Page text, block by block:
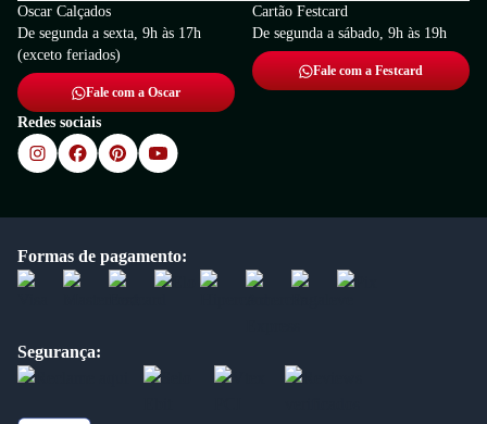
Oscar Calçados
De segunda a sexta, 9h às 17h
(exceto feriados)
Fale com a Oscar
Cartão Festcard
De segunda a sábado, 9h às 19h
Fale com a Festcard
Redes sociais
Formas de pagamento:
Segurança: